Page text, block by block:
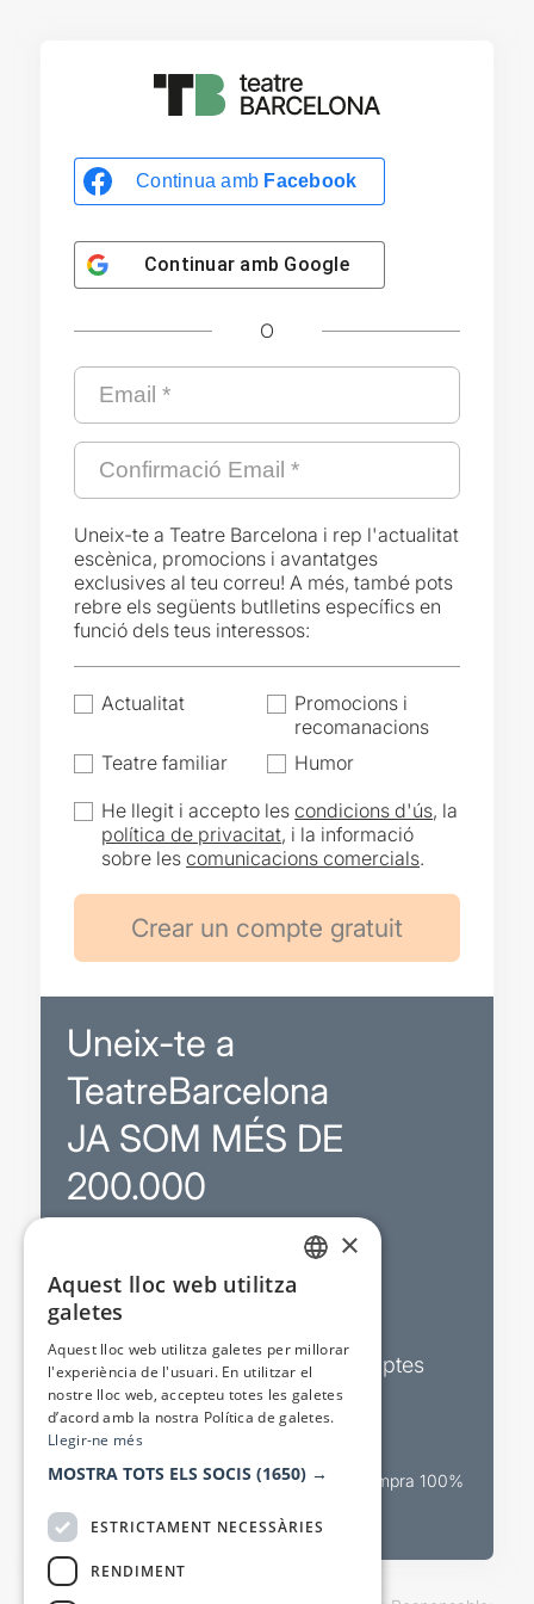
Continua amb Facebook
Continuar amb Google
O
Uneix-te a Teatre Barcelona i rep l'actualitat
escènica, promocions i avantatges
exclusives al teu correu! A més, també pots
rebre els següents butlletins específics en
funció dels teus interessos:
Actualitat
Promocions i
recomanacions
Teatre familiar
Humor
He llegit i accepto lescondicions d'ús, la
política de privacitat, i la informació
sobre lescomunicacions comercials.
Uneix-te a
TeatreBarcelona
JA SOM MÉS DE
200.000
Sortejos exclusius
Butlletins d’actualitat i descomptes
Valora espectacles
Canal oficial de venda teatral Compra 100%
×
Aquest lloc web utilitza
galetes
Aquest lloc web utilitza galetes per millorar
l'experiència de l'usuari. En utilitzar el
nostre lloc web, accepteu totes les galetes
d’acord amb la nostra Política de galetes.
Llegir-ne més
MOSTRA TOTS ELS SOCIS (1650) →
ESTRICTAMENT NECESSÀRIES
RENDIMENT